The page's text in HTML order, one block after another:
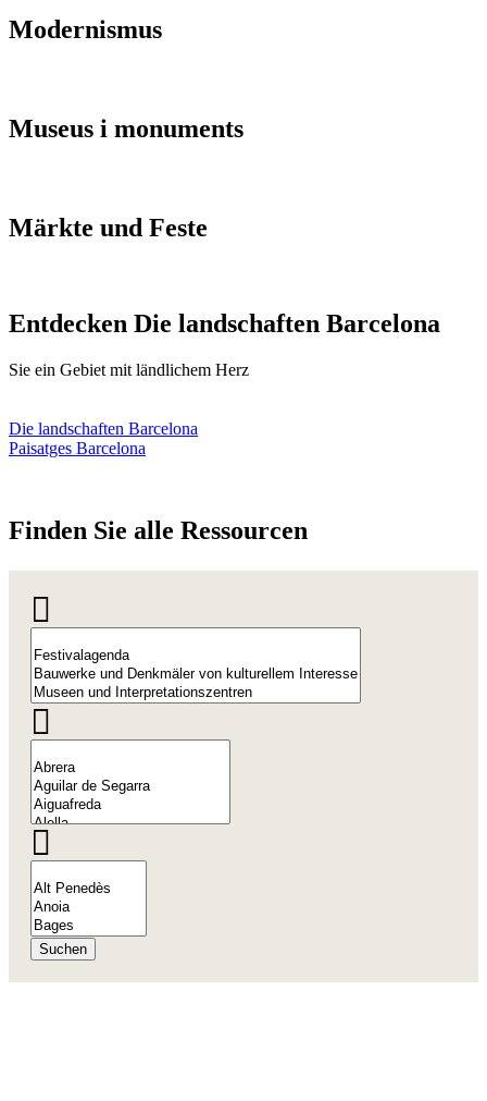
Modernismus
Museus i monuments
Märkte und Feste
Entdecken Die landschaften Barcelona
Sie ein Gebiet mit ländlichem Herz
Die landschaften Barcelona
Paisatges Barcelona
Finden Sie alle Ressourcen
Suchen